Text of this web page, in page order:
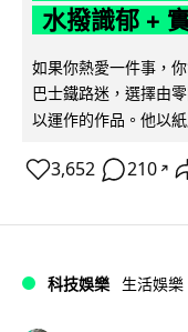
水撥識郁 +
如果你熱愛一件事，
巴士鐵路迷，選擇由
以運作的作品。他以
3,652 210 ↗
科技娛樂 生活娛樂